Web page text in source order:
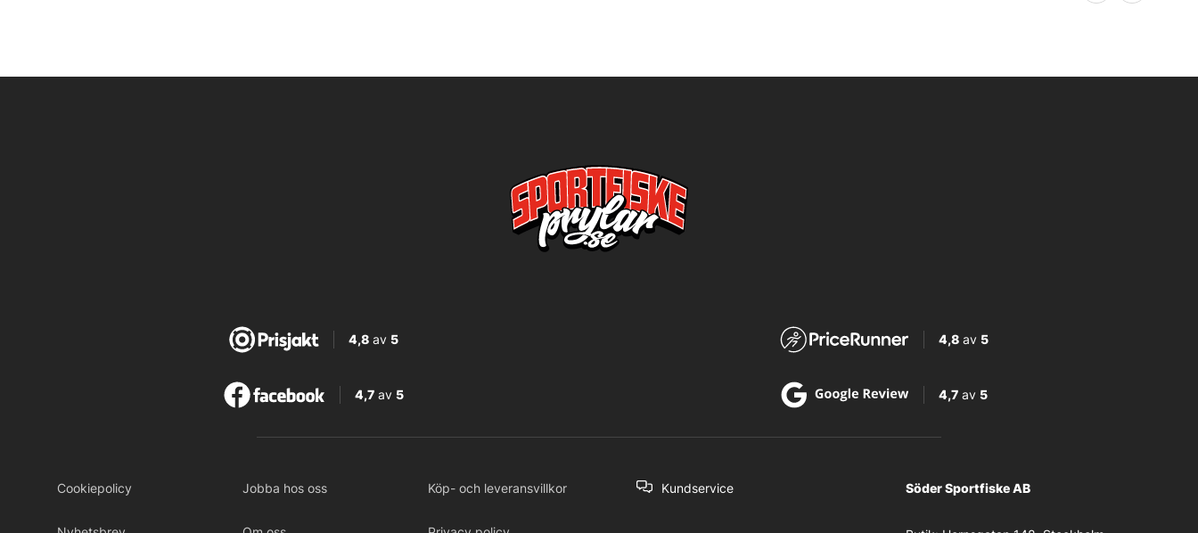
4,8 av5 4,8av 5
4,7av 5 4,7av 5
Cookiepolicy Jobba hos oss Köp- och leveransvillkor Kundservice Söder Sportfiske AB